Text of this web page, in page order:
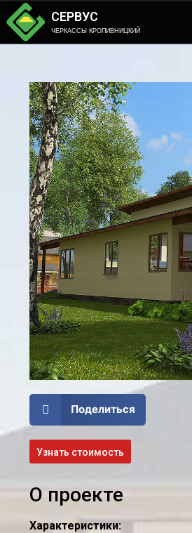
СЕРВУС
ЧЕРКАССЫ КРОПИВНИЦКИЙ
Поделиться
Узнать стоимость
О проекте
Характеристики: